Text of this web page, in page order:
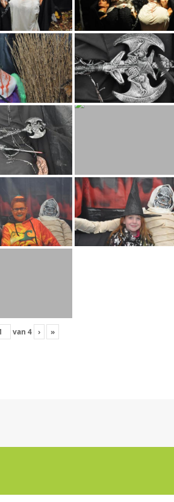
van 4 › »